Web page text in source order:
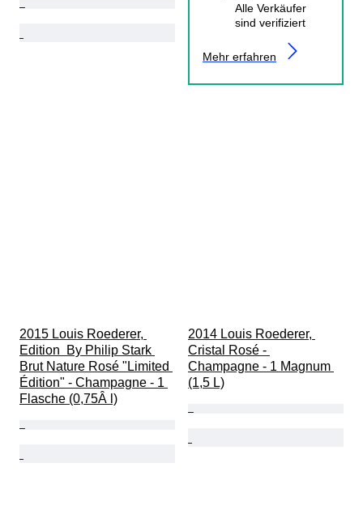
Alle Verkäufer
sind verifiziert
Mehr erfahren
2015 Louis Roederer,
Edition  By Philip Stark
Brut Nature Rosé "Limited
Édition" - Champagne - 1
Flasche (0,75Â l)
2014 Louis Roederer,
Cristal Rosé -
Champagne - 1 Magnum
(1,5 L)